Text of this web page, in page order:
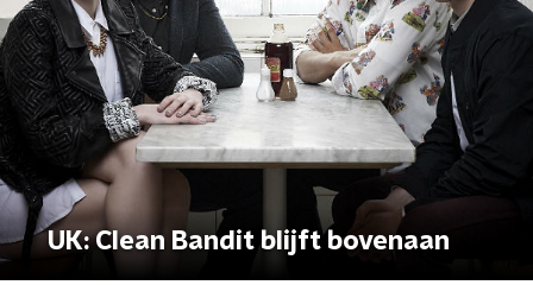
UK: Clean Bandit blijft bovenaan